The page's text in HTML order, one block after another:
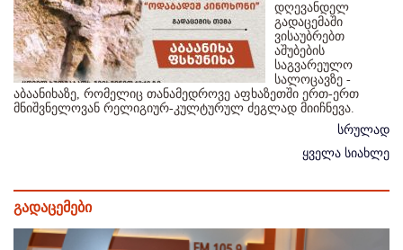
დღევანდელ
გადაცემაში
ვისაუბრებთ
აშუბების
საგვარეულო
სალოცავზე -
აბაანიხაზე, რომელიც თანამედროვე აფხაზეთში ერთ-ერთ
მნიშვნელოვან რელიგიურ-კულტურულ ძეგლად მიიჩნევა.
სრულად
ყველა სიახლე
გადაცემები